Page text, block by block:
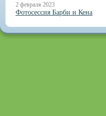
2 февраля 2023
Фотосессия Барби и Кена